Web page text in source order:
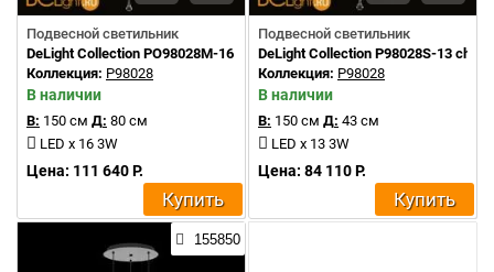
Подвесной светильник
DeLight Collection PO98028M-16 chrome
Коллекция: P98028
В наличии
В: 150 см Д: 80 см
LED x 16 3W
Цена: 111 640 Р.
Купить
Подвесной светильник
DeLight Collection P98028S-13
Коллекция: P98028
В наличии
В: 150 см Д: 43 см
LED x 13 3W
Цена: 84 110 Р.
Купить
155850